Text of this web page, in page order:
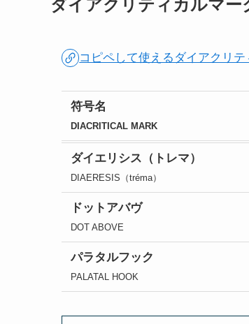
ダイアクリティカルマー
コピペして使えるダイアクリ
符号名
DIACRITICAL MARK
ダイエリシス（トレマ）
DIAERESIS（tréma）
ドットアバヴ
DOT ABOVE
パラタルフック
PALATAL HOOK